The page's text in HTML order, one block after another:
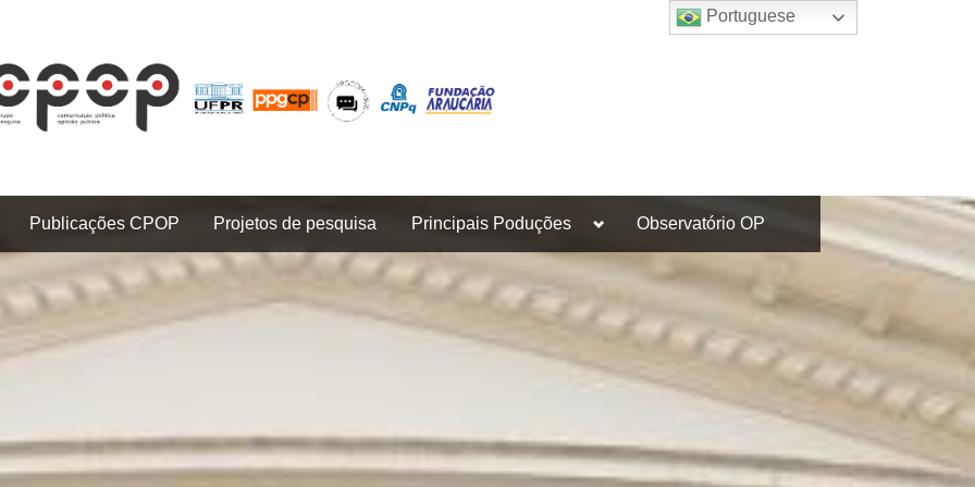
Publicações CPOP Projetos de pesquisa Principais Poduções
Toggle
menu
Observatório OP
Portuguese